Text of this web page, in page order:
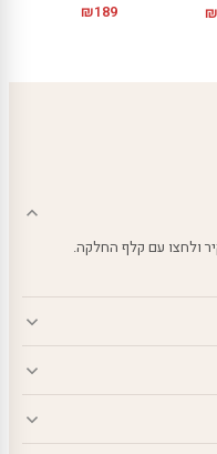
₪
₪189
ולחצו עם קלף החלקה.